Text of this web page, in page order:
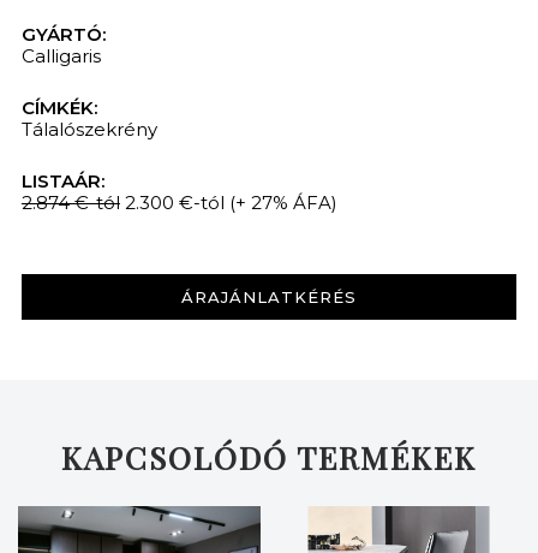
GYÁRTÓ:
Calligaris
CÍMKÉK:
Tálalószekrény
LISTAÁR:
2.874 €-tól 2.300 €-tól (+ 27% ÁFA)
ÁRAJÁNLATKÉRÉS
KAPCSOLÓDÓ TERMÉKEK